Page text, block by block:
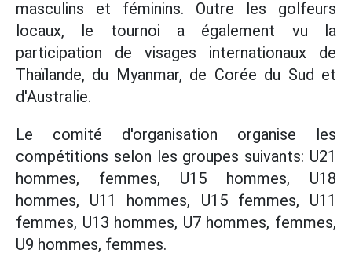
masculins et féminins. Outre les golfeurs
locaux, le tournoi a également vu la
participation de visages internationaux de
Thaïlande, du Myanmar, de Corée du Sud et
d'Australie.
Le comité d'organisation organise les
compétitions selon les groupes suivants: U21
hommes, femmes, U15 hommes, U18
hommes, U11 hommes, U15 femmes, U11
femmes, U13 hommes, U7 hommes, femmes,
U9 hommes, femmes.